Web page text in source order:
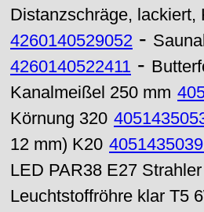
Distanzschräge, lackiert,
4260140529052 -
4260140522411 -
Kanalmeißel 250 mm
Körnung 320
12 mm) K20
LED PAR38 E27
Leuchtstoffröhre klar T5